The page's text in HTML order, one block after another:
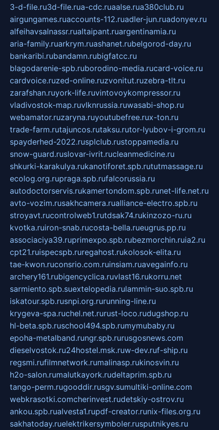
3-d-file.ru3d-file.rua-cdc.ruaalse.rua380club.ru
airgungames.ruaccounts-112.ruadler-jun.ruadonyev.ru
alfeihavsalnassr.rualtaipant.ruargentinamia.ru
aria-family.ruarkrym.ruashanet.rubelgorod-day.ru
bankaribi.rubandamn.rubigfatcc.ru
blagodarenie-spb.ruborodino-media.rucard-voice.ru
cardvoice.ruzed-online.ruzvonitut.ruzebra-tlt.ru
zarafshan.ruyork-life.ruvintovoykompressor.ru
vladivostok-map.ruvlknrussia.ruwasabi-shop.ru
webamator.ruzaryna.ruyoutubefree.rux-ton.ru
trade-farm.rutajuncos.rutaksu.rutor-lyubov-i-grom.ru
spayderhed-2022.rusplclub.rustoppamedia.ru
snow-guard.ruslovar-ivrit.rucleanmedicine.ru
shkurki-karakulya.rukanotiforet.spb.rututmassage.ru
ecolog.org.rupraga.spb.rufalcorussia.ru
autodoctorservis.rukamertondom.spb.runet-life.net.ru
avto-vozim.rusakhcamera.rualliance-electro.spb.ru
stroyavt.rucontrolweb1.rutdsak74.rukinzozo-ru.ru
kvotka.ruiron-snab.rucosta-bella.rueugrus.pp.ru
associaciya39.ruprimexpo.spb.rubezmorchin.ruia2.ru
cpt21.ruispecspb.ruregahost.rukolosok-elita.ru
tae-kwon.ruconsrio.com.ruinsiam.ruavegainfo.ru
archery161.rubigencyclica.ruvlast16.rukorru.net
sarmiento.spb.suextelopedia.rulammin-suo.spb.ru
iskatour.spb.rusnpi.org.rurunning-line.ru
krygeva-spa.ruchel.net.rurust-loco.rudugshop.ru
hl-beta.spb.ruschool494.spb.rumymubaby.ru
epoha-metalband.rungr.spb.rurusgosnews.com
dieselvostok.ru24hostel.msk.ruw-dev.ruf-ship.ru
regsmi.rufilmnetwork.rumalinasp.rukinosvin.ru
h2o-salon.rumalutkayork.rudeltaprim.spb.ru
tango-perm.rugooddir.rusgv.sumultiki-online.com
webkrasotki.comcherinvest.rudetskiy-ostrov.ru
ankou.spb.rualvesta1.rupdf-creator.runix-files.org.ru
sakhatoday.ruelektrikersymboler.rusputnikyes.ru